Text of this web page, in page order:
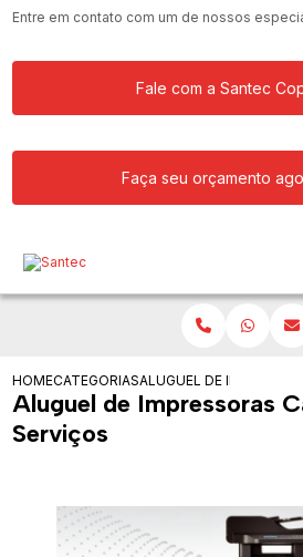
Entre em contato com um de nossos
Fale com a Santec
Faça seu orçamento
HOMECATEGORIASALUGUEL DE
Aluguel de Impressoras
Serviços